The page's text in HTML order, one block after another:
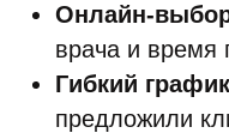
Онлайн-
врача и время
Гибкий
предложили